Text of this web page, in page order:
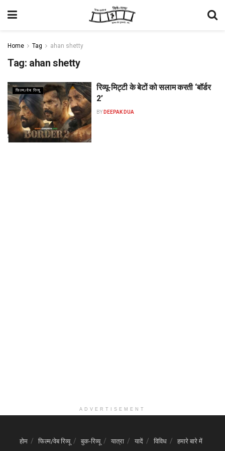
Home Tag ahan shetty
Tag: ahan shetty
फिल्म/वेब रिव्यू
रिव्यू-मिट्टी के बेटों को सलाम करती ‘बॉर्डर
2’
BY DEEPAK DUA
ADVERTISEMENT
होम फिल्म/वेब रिव्यू बुक-रिव्यू यात्रा यादें विविध हमारे बारे में